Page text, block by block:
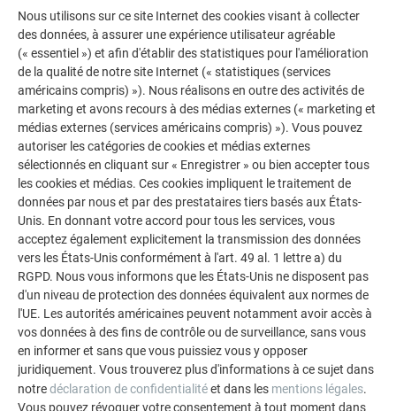
Borne centrale et borne de
fin, sécurité anti-glissement
pour module PREFALZ
500/600
Montage du module solaire
PREFALZ
Câblage
Accessoires
Nous utilisons sur ce site Internet des cookies visant à collecter
des données, à assurer une expérience utilisateur agréable
(« essentiel ») et afin d'établir des statistiques pour l'amélioration
de la qualité de notre site Internet (« statistiques (services
américains compris) »). Nous réalisons en outre des activités de
marketing et avons recours à des médias externes (« marketing et
médias externes (services américains compris) »). Vous pouvez
autoriser les catégories de cookies et médias externes
sélectionnés en cliquant sur « Enregistrer » ou bien accepter tous
les cookies et médias. Ces cookies impliquent le traitement de
données par nous et par des prestataires tiers basés aux États-
Unis. En donnant votre accord pour tous les services, vous
acceptez également explicitement la transmission des données
vers les États-Unis conformément à l'art. 49 al. 1 lettre a) du
RGPD. Nous vous informons que les États-Unis ne disposent pas
d'un niveau de protection des données équivalent aux normes de
l'UE. Les autorités américaines peuvent notamment avoir accès à
vos données à des fins de contrôle ou de surveillance, sans vous
en informer et sans que vous puissiez vous y opposer
juridiquement. Vous trouverez plus d'informations à ce sujet dans
notredéclaration de confidentialitéet dans les mentions légales.
Vous pouvez révoquer votre consentement à tout moment dans